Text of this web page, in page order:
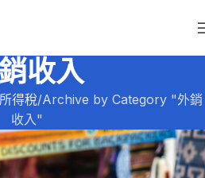
收入
得稅 Archive by Category "外銷
收入"